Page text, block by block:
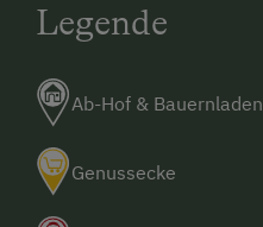
Legende
Ab-Hof & Bauernladen
Genussecke